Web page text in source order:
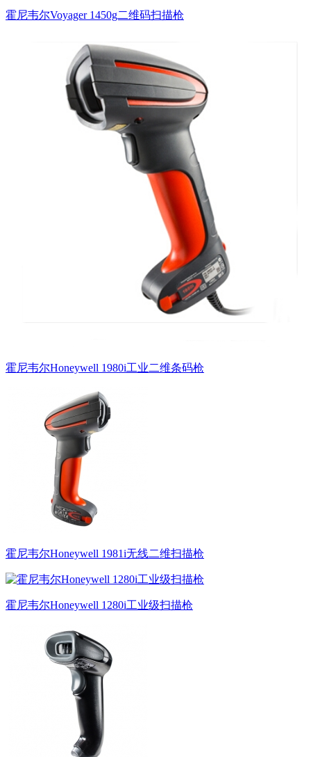
霍尼韦尔Voyager 1450g二维码扫描枪
霍尼韦尔Honeywell 1980i工业二维条码枪
霍尼韦尔Honeywell 1981i无线二维扫描枪
霍尼韦尔Honeywell 1280i工业级扫描枪